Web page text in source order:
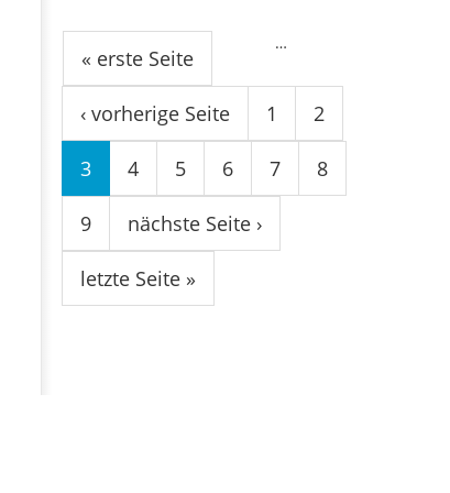
Seiten
« erste Seite
‹ vorherige Seite 1 2
3 4 5 6 7 8
9
…
nächste Seite ›
letzte Seite »